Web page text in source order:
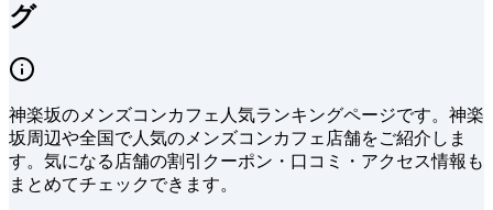
グ
神楽坂の メンズコンカフェ 人気ランキングページです。 神楽
坂周辺や全国で人気の メンズコンカフェ 店舗をご紹介しま
す。 気になる店舗の割引クーポン・口コミ・アクセス情報も
まとめてチェックできます。